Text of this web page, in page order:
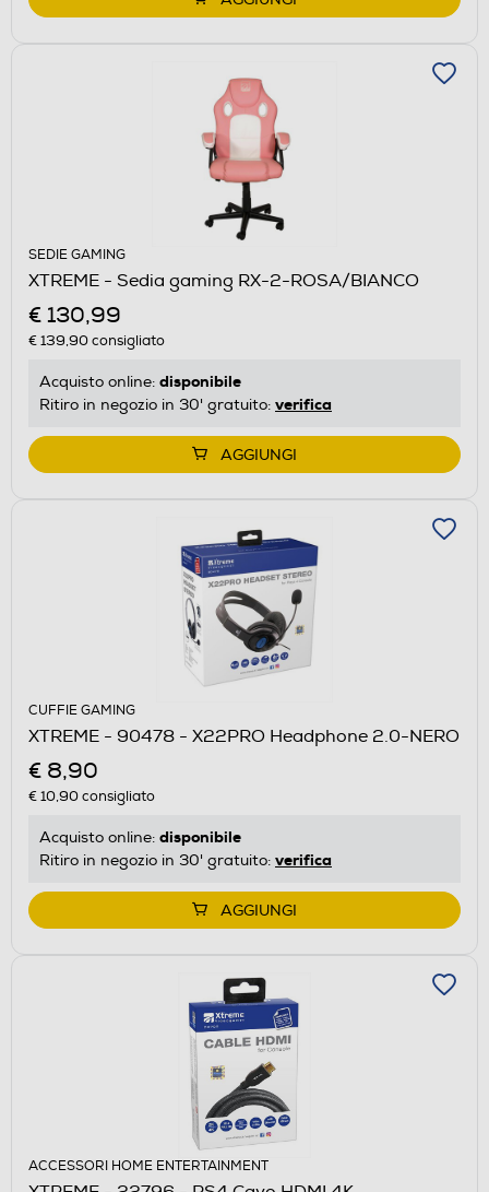
SEDIE GAMING
XTREME - Sedia gaming RX-2-ROSA/BIANCO
€ 130,99
€ 139,90consigliato
Acquisto online: disponibile
Ritiro in negozio in 30' gratuito: verifica
AGGIUNGI
CUFFIE GAMING
XTREME - 90478 - X22PRO Headphone 2.0-NERO
€ 8,90
€ 10,90consigliato
Acquisto online: disponibile
Ritiro in negozio in 30' gratuito: verifica
AGGIUNGI
ACCESSORI HOME ENTERTAINMENT